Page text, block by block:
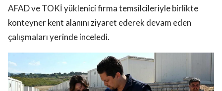
AFAD ve TOKİ yüklenici firma temsilcileriyle birlikte
konteyner kent alanını ziyaret ederek devam eden
çalışmaları yerinde inceledi.